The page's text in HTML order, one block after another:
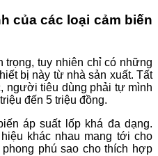
của các loại cảm biến
trọng, tuy nhiên chỉ có những
bị này từ nhà sản xuất. Tất
người tiêu dùng phải tự mình
đến 5 triệu đồng.
áp suất lốp khá đa dạng.
khác nhau mang tới cho
phú sao cho thích hợp